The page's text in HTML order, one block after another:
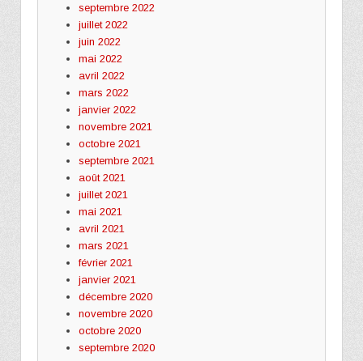
septembre 2022
juillet 2022
juin 2022
mai 2022
avril 2022
mars 2022
janvier 2022
novembre 2021
octobre 2021
septembre 2021
août 2021
juillet 2021
mai 2021
avril 2021
mars 2021
février 2021
janvier 2021
décembre 2020
novembre 2020
octobre 2020
septembre 2020